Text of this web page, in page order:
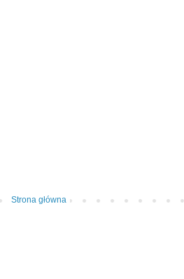
Strona główna